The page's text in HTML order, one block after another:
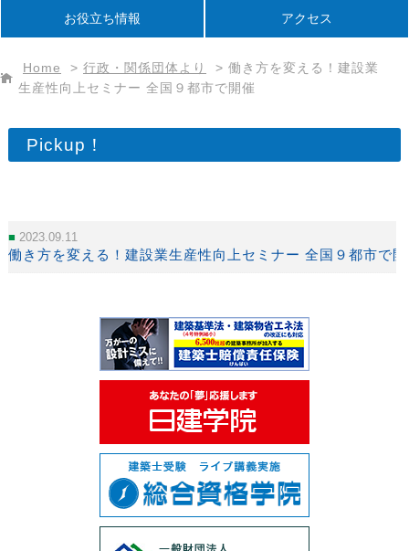
お役立ち情報 アクセス
Home > 行政・関係団体より > 働き方を変える！建設業
生産性向上セミナー 全国９都市で開催
Pickup！
2023.09.11
働き方を変える！建設業生産性向上セミナー 全国９都市で